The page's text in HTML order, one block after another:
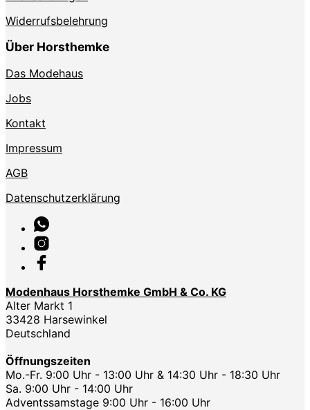
Widerrufsbelehrung
Über Horsthemke
Das Modehaus
Jobs
Kontakt
Impressum
AGB
Datenschutzerklärung
Modenhaus Horsthemke GmbH & Co. KG
Alter Markt 1
33428 Harsewinkel
Deutschland
Öffnungszeiten
Mo.-Fr. 9:00 Uhr - 13:00 Uhr & 14:30 Uhr - 18:30 Uhr
Sa. 9:00 Uhr - 14:00 Uhr
Adventssamstage 9:00 Uhr - 16:00 Uhr